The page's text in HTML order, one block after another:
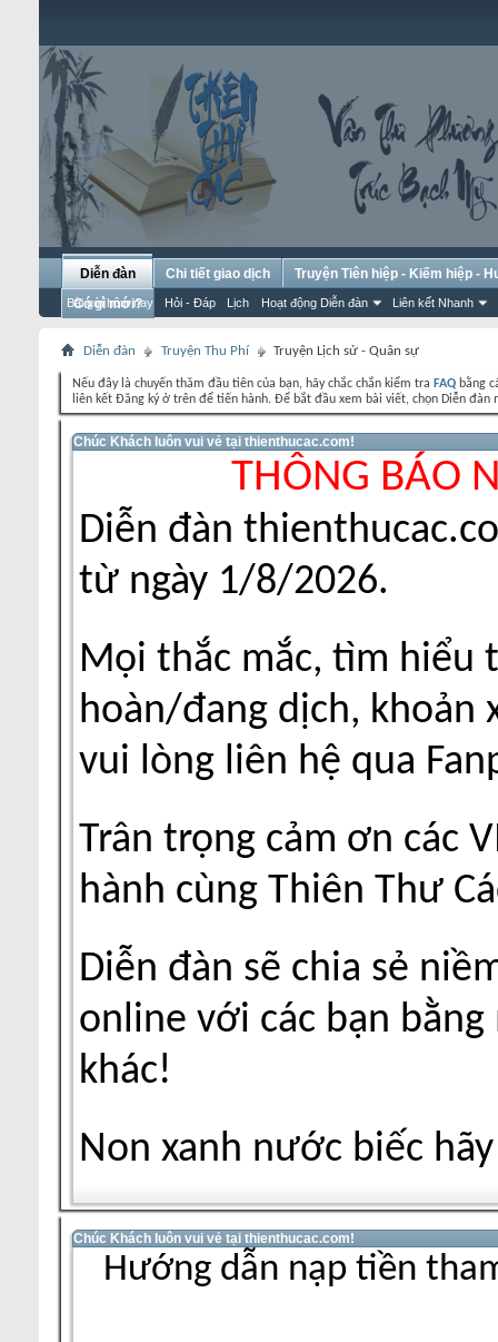
Diễn đàn
Bài gửi hôm nay Hỏi - Đáp Lịch Hoạt động Diễn đàn Liên kết Nhanh
Chi tiết giao dịch
Truyện Tiên hiệp - Kiếm hiệp -
Có gì mới?
Diễn đàn Truyện Thu Phí Truyện Lịch sử - Quân sự
Nếu đây là chuyến thăm đầu tiên của bạn, hãy chắc chắn kiểm tra FAQ bằng
liên kết Đăng ký ở trên để tiến hành. Để bắt đầu xem bài viết, chọn Diễn
Chúc Khách luôn vui vẻ tại thienthucac.com!
THÔNG BÁO
Diễn đàn
từ ngày 1/8/2026.
Mọi thắc mắc, tìm hiểu
hoàn/đang dịch, khoản
vui lòng liên hệ qua
Trân trọng cảm ơn các
hành cùng Thiên Thư
Diễn đàn sẽ chia sẻ
online với các bạn
khác!
Non xanh nước biếc
Chúc Khách luôn vui vẻ tại thienthucac.com!
Hướng dẫn nạp tiền